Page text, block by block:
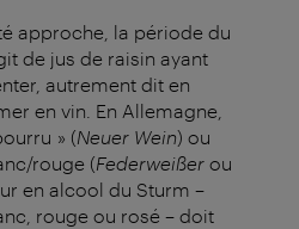
approche, la période du
de jus de raisin ayant
autrement dit en
en vin. En Allemagne,
» (Neuer Wein) ou
rouge (Federweißer ou
en alcool du Sturm –
rouge ou rosé – doit